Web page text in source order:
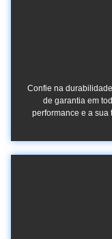
Confie na
de garantia em
performance e a sua